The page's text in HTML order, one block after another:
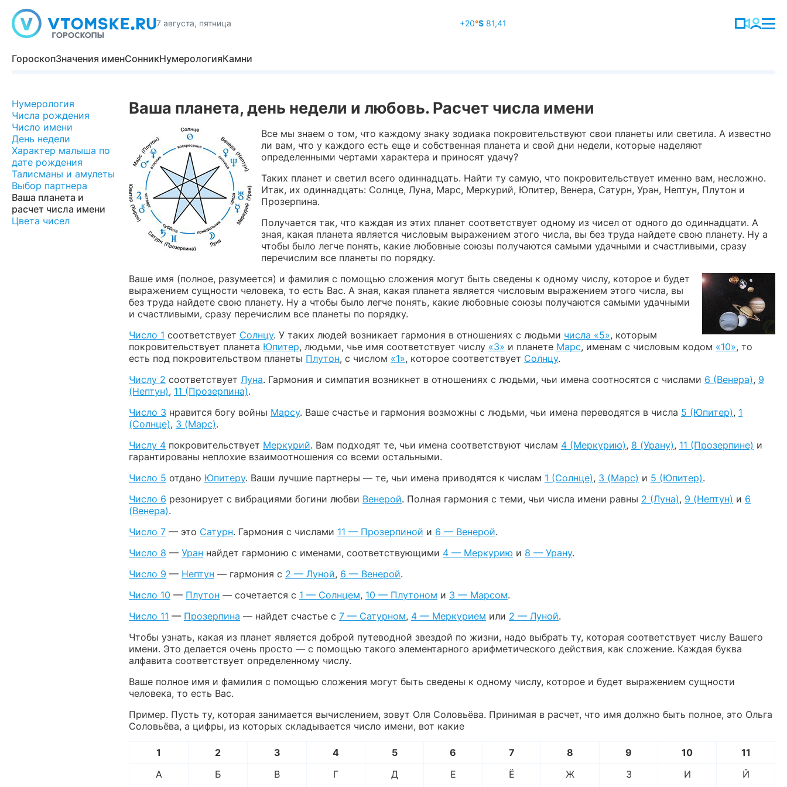
7 августа, пятница +20°$ 81,41
ГороскопЗначения именСонникНумерологияКамни
Нумерология
Числа рождения
Число имени
День недели
Характер малыша по
дате рождения
Талисманы и амулеты
Выбор партнера
Ваша планета и
расчет числа имени
Цвета чисел
Ваша планета, день недели и любовь. Расчет числа имени
Все мы знаем о том, что каждому знаку зодиака покровительствуют свои планеты или светила. А известно
ли вам, что у каждого есть еще и собственная планета и свой дни недели, которые наделяют
определенными чертами характера и приносят удачу?
Таких планет и светил всего одиннадцать. Найти ту самую, что покровительствует именно вам, несложно.
Итак, их одиннадцать: Солнце, Луна, Марс, Меркурий, Юпитер, Венера, Сатурн, Уран, Нептун, Плутон и
Прозерпина.
Получается так, что каждая из этих планет соответствует одному из чисел от одного до одиннадцати. А
зная, какая планета является числовым выражением этого числа, вы без труда найдете свою планету. Ну а
чтобы было легче понять, какие любовные союзы получаются самыми удачными и счастливыми, сразу
перечислим все планеты по порядку.
Ваше имя (полное, разумеется) и фамилия с помощью сложения могут быть сведены к одному числу, которое и будет
выражением сущности человека, то есть Вас. А зная, какая планета является числовым выражением этого числа, вы
без труда найдете свою планету. Ну а чтобы было легче понять, какие любовные союзы получаются самыми удачными
и счастливыми, сразу перечислим все планеты по порядку.
Число 1 соответствует Солнцу. У таких людей возникает гармония в отношениях с людьми числа «5», которым
покровительствует планета Юпитер, людьми, чье имя соответствует числу «3» и планете Марс, именам с числовым кодом «10», то
есть под покровительством планеты Плутон, с числом «1», которое соответствует Солнцу.
Числу 2 соответствует Луна. Гармония и симпатия возникнет в отношениях с людьми, чьи имена соотносятся с числами 6 (Венера), 9
(Нептун), 11 (Прозерпина).
Число 3 нравится богу войны Марсу. Ваше счастье и гармония возможны с людьми, чьи имена переводятся в числа 5 (Юпитер), 1
(Солнце), 3 (Марс).
Числу 4 покровительствует Меркурий. Вам подходят те, чьи имена соответствуют числам 4 (Меркурию), 8 (Урану), 11 (Прозерпине) и
гарантированы неплохие взаимоотношения со всеми остальными.
Число 5 отдано Юпитеру. Ваши лучшие партнеры — те, чьи имена приводятся к числам 1 (Солнце), 3 (Марс) и 5 (Юпитер).
Число 6 резонирует с вибрациями богини любви Венерой. Полная гармония с теми, чьи числа имени равны 2 (Луна), 9 (Нептун) и 6
(Венера).
Число 7 — это Сатурн. Гармония с числами 11 — Прозерпиной и 6 — Венерой.
Число 8 — Уран найдет гармонию с именами, соответствующими 4 — Меркурию и 8 — Урану.
Число 9 — Нептун — гармония с 2 — Луной, 6 — Венерой.
Число 10 — Плутон — сочетается с 1 — Солнцем, 10 — Плутоном и 3 — Марсом.
Число 11 — Прозерпина — найдет счастье с 7 — Сатурном, 4 — Меркурием или 2 — Луной.
Чтобы узнать, какая из планет является доброй путеводной звездой по жизни, надо выбрать ту, которая соответствует числу Вашего
имени. Это делается очень просто — с помощью такого элементарного арифметического действия, как сложение. Каждая буква
алфавита соответствует определенному числу.
Ваше полное имя и фамилия с помощью сложения могут быть сведены к одному числу, которое и будет выражением сущности
человека, то есть Вас.
Пример. Пусть ту, которая занимается вычислением, зовут Оля Соловьёва. Принимая в расчет, что имя должно быть полное, это Ольга
Соловьёва, а цифры, из которых складывается число имени, вот какие
1 2 3 4 5 6 7 8 9 10
11
А
Б В Г Д Е Ё Ж З И Й